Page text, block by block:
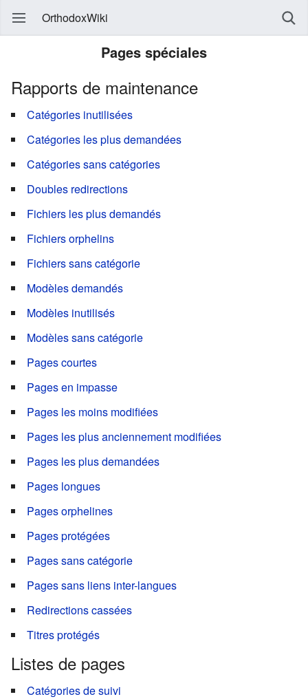
OrthodoxWiki
Pages spéciales
Rapports de maintenance
Catégories inutilisées
Catégories les plus demandées
Catégories sans catégories
Doubles redirections
Fichiers les plus demandés
Fichiers orphelins
Fichiers sans catégorie
Modèles demandés
Modèles inutilisés
Modèles sans catégorie
Pages courtes
Pages en impasse
Pages les moins modifiées
Pages les plus anciennement modifiées
Pages les plus demandées
Pages longues
Pages orphelines
Pages protégées
Pages sans catégorie
Pages sans liens inter-langues
Redirections cassées
Titres protégés
Listes de pages
Catégories de suivi